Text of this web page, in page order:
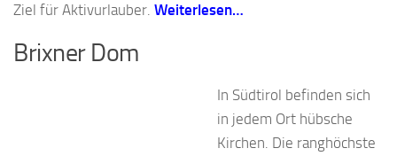
Ziel für Aktivurlauber. Weiterlesen…
Brixner Dom
In Südtirol befinden sich
in jedem Ort hübsche
Kirchen. Die ranghöchste